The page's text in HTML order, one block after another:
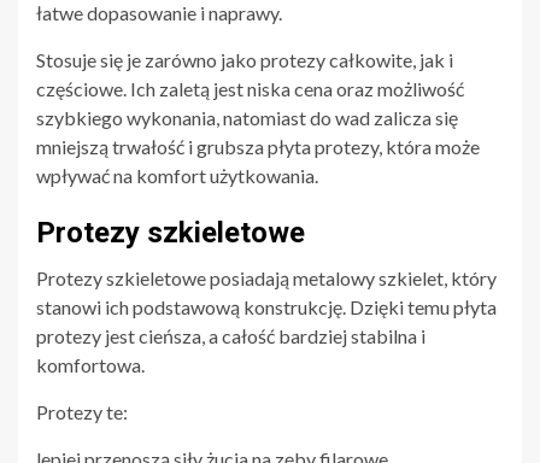
łatwe dopasowanie i naprawy.
Stosuje się je zarówno jako protezy całkowite, jak i
częściowe. Ich zaletą jest niska cena oraz możliwość
szybkiego wykonania, natomiast do wad zalicza się
mniejszą trwałość i grubsza płyta protezy, która może
wpływać na komfort użytkowania.
Protezy szkieletowe
Protezy szkieletowe posiadają metalowy szkielet, który
stanowi ich podstawową konstrukcję. Dzięki temu płyta
protezy jest cieńsza, a całość bardziej stabilna i
komfortowa.
Protezy te: